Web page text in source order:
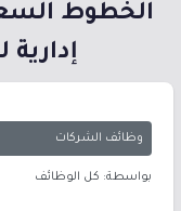
الخطوط
وظائف الشركات
بواسطة: كل الوظائف